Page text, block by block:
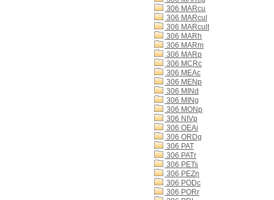
306 MARcu
306 MARcul
306 MARcult
306 MARh
306 MARm
306 MARp
306 MCRc
306 MEAc
306 MENp
306 MINd
306 MINg
306 MONp
306 NIVp
306 OEAi
306 ORDg
306 PAT
306 PATr
306 PETs
306 PEZn
306 PODc
306 PORr